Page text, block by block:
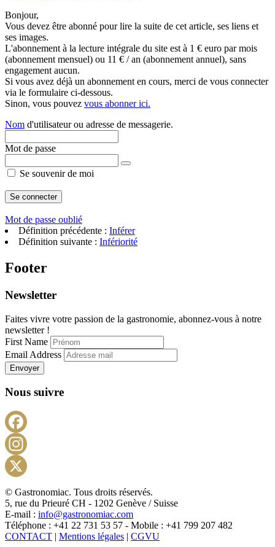
Bonjour,
Vous devez être abonné pour lire la suite de cet article, ses liens et
ses images.
L'abonnement à la lecture intégrale du site est à 1 € euro par mois
(abonnement mensuel) ou 11 € / an (abonnement annuel), sans
engagement aucun.
Si vous avez déjà un abonnement en cours, merci de vous connecter
via le formulaire ci-dessous.
Sinon, vous pouvez vous abonner ici.
Nom d'utilisateur ou adresse de messagerie.
Mot de passe
Se souvenir de moi
Mot de passe oublié
Définition précédente : Inférer
Définition suivante : Infériorité
Footer
Newsletter
Faites vivre votre passion de la gastronomie, abonnez-vous à notre
newsletter !
First Name
Email Address
Envoyer
Nous suivre
X
© Gastronomiac. Tous droits réservés.
5, rue du Prieuré CH - 1202 Genève / Suisse
E-mail : info@gastronomiac.com
Téléphone : +41 22 731 53 57 - Mobile : +41 799 207 482
CONTACT | Mentions légales | CGVU